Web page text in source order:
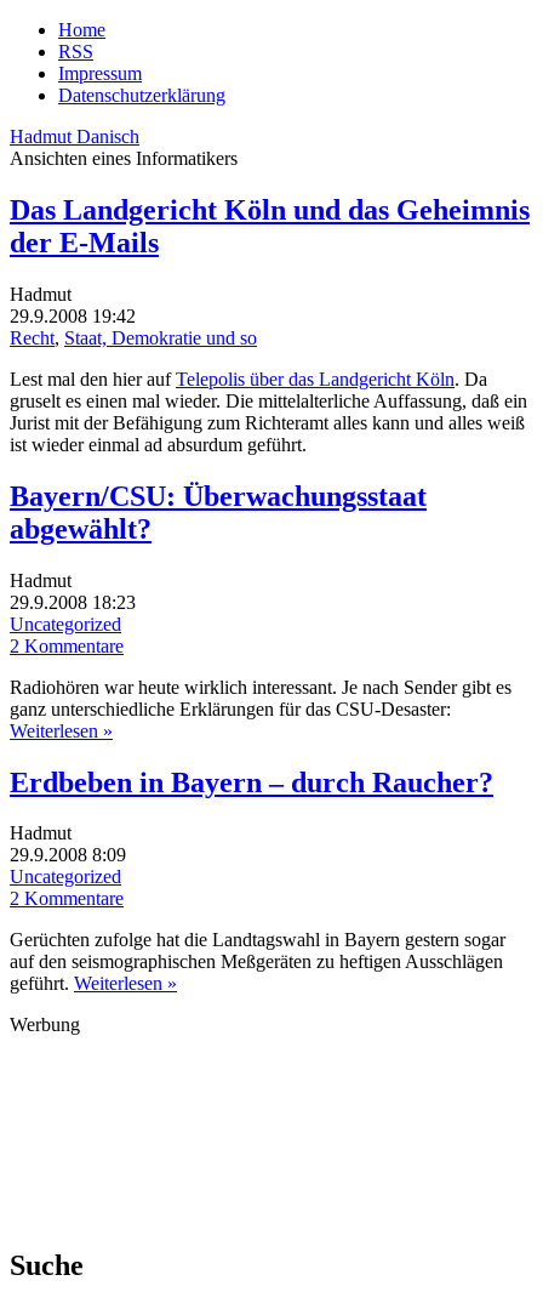
Home
RSS
Impressum
Datenschutzerklärung
Hadmut Danisch
Ansichten eines Informatikers
Das Landgericht Köln und das Geheimnis
der E-Mails
Hadmut
29.9.2008 19:42
Recht, Staat, Demokratie und so
Lest mal den hier aufTelepolis über das Landgericht Köln. Da
gruselt es einen mal wieder. Die mittelalterliche Auffassung, daß ein
Jurist mit der Befähigung zum Richteramt alles kann und alles weiß
ist wieder einmal ad absurdum geführt.
Bayern/CSU: Überwachungsstaat
abgewählt?
Hadmut
29.9.2008 18:23
Uncategorized
2 Kommentare
Radiohören war heute wirklich interessant. Je nach Sender gibt es
ganz unterschiedliche Erklärungen für das CSU-Desaster:
Weiterlesen »
Erdbeben in Bayern – durch Raucher?
Hadmut
29.9.2008 8:09
Uncategorized
2 Kommentare
Gerüchten zufolge hat die Landtagswahl in Bayern gestern sogar
auf den seismographischen Meßgeräten zu heftigen Ausschlägen
geführt. Weiterlesen »
Werbung
Suche